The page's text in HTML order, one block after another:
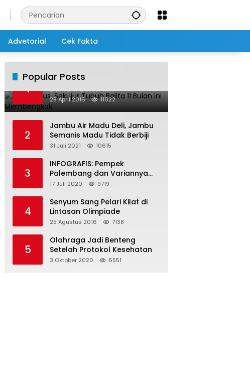
Advetorial Cek Fakta
Popular Posts
1
Salah Infus, Sekujur Tubuh
Balita 11 Bulan ini
Membengkak
28 April 2016 11022
2
Jambu Air Madu Deli, Jambu
Semanis Madu Tidak Berbiji
31 Juli 2021 10615
3
INFOGRAFIS: Pempek
Palembang dan Variannya
yang Melegenda
17 Juli 2020 9719
4
Senyum Sang Pelari Kilat di
Lintasan Olimpiade
25 Agustus 2016 7138
5
Olahraga Jadi Benteng
Setelah Protokol Kesehatan
3 Oktober 2020 6551